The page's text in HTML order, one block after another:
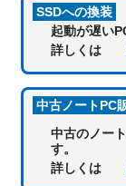
SSDへの換装
起動が遅い
詳しくは
中古ノートPC
中古のノー
す。
詳しくは